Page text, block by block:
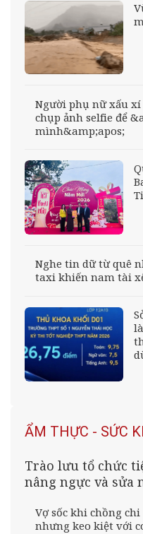
Người phụ nữ xấu
chụp ảnh selfie để
mình&amp;apos;
Nghe tin dữ từ quê
taxi khiến nam tài
ẨM THỰC - SỨC
Trào lưu tổ chức
nâng ngực và sửa
Vợ sốc khi chồng
nhưng keo kiệt với